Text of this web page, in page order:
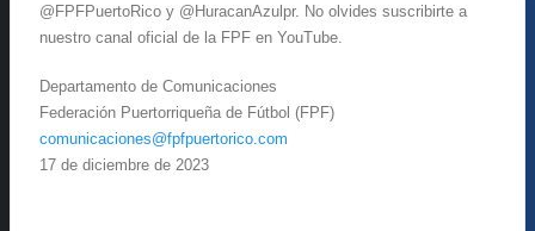
@FPFPuertoRico y @HuracanAzulpr. No olvides suscribirte a
nuestro canal oficial de la FPF en YouTube.
Departamento de Comunicaciones
Federación Puertorriqueña de Fútbol (FPF)
comunicaciones@fpfpuertorico.com
17 de diciembre de 2023